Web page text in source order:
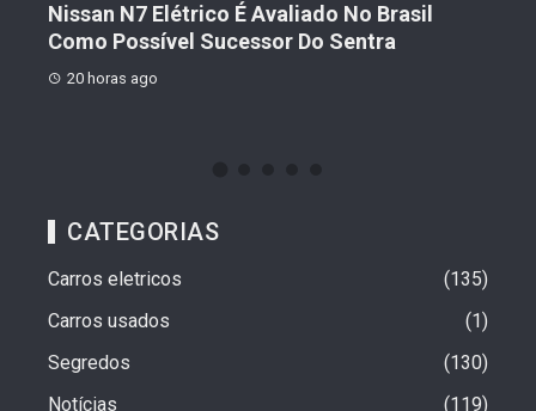
Nissan N7 Elétrico É Avaliado No Brasil
Como Possível Sucessor Do Sentra
20 horas ago
CATEGORIAS
Carros eletricos
135
Carros usados
1
Segredos
130
Notícias
119